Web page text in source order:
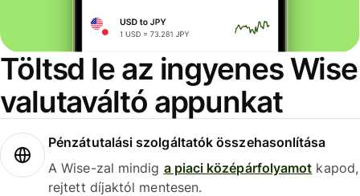
Töltsd le az ingyenes Wise
valutaváltó appunkat
Pénzátutalási szolgáltatók összehasonlítása
A Wise-zal mindig a piaci középárfolyamot kapod,
rejtett díjaktól mentesen.